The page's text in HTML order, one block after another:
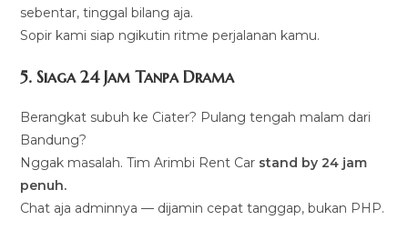
sebentar, tinggal bilang aja.
Sopir kami siap ngikutin ritme perjalanan kamu.
5. Siaga 24 Jam Tanpa Drama
Berangkat subuh ke Ciater? Pulang tengah malam dari
Bandung?
Nggak masalah. Tim Arimbi Rent Car stand by 24 jam
penuh.
Chat aja adminnya — dijamin cepat tanggap, bukan PHP.